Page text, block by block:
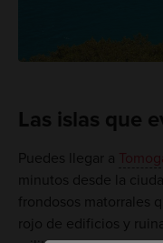
Las islas que
Puedes llegar a
minutos desde la
frondosos matorrales
rojo de edificios y